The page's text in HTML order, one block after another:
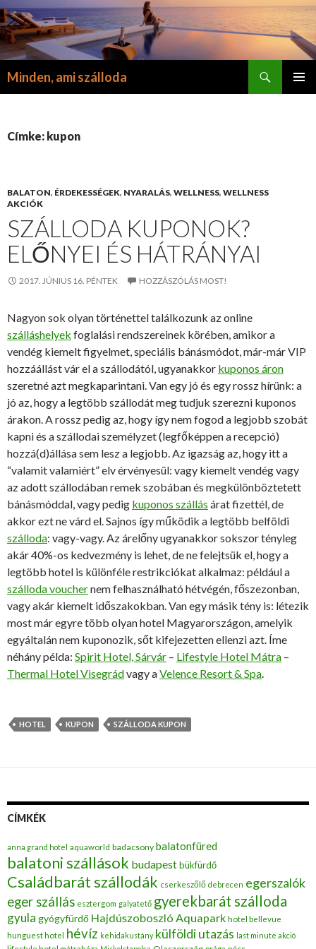
Minden, ami szálloda
Címke: kupon
BALATON, ÉRDEKESSÉGEK, NYARALÁS, WELLNESS, WELLNESS
AKCIÓK
SZÁLLODA KUPONOK?
ELŐNYEI ÉS HÁTRÁNYAI
2017. JÚNIUS 16. PÉNTEK HOZZÁSZÓLÁS MOST!
Nagyon sok olyan történettel találkozunk az online
szálláshelyek foglalási rendszereinek körében, amikor a
vendég kiemelt figyelmet, speciális bánásmódot, már-már VIP
hozzáállást vár el a szállodától, ugyanakkor kuponos áron
szeretné azt megkaparintani. Van egy jó és egy rossz hírünk: a
jó az, hogy a legtöbb szállodát meg tudjuk szerezni kuponos
árakon. A rossz pedig az, hogy így nem fogod a legjobb szobát
kapni és a szállodai személyzet (legfőképpen a recepció)
hozzá(d)állása sem lesz a legjobb. Az igazság az, hogy itt a
“valamit valamiért” elv érvényesül: vagy kiemelt vendég vagy
az adott szállodában remek szobában és megkülönböztetett
bánásmóddal, vagy pedig kuponos szállás árat fizettél, de
akkor ezt ne várd el. Sajnos így működik a legtöbb belföldi
szálloda: vagy-vagy. Az árelőny ugyanakkor sokszor tényleg
akár 40%-os kedvezmény is lehet, de ne felejtsük el, hogy a
legtöbb hotel is különféle restrikciókat alkalmaz: például a
szálloda vouchernem felhasználható hétvégén, főszezonban,
vagy akár kiemelt időszakokban. Van egy másik tény is: létezik
most már egyre több olyan hotel Magyarországon, amelyik
egyáltalán nem kuponozik, sőt kifejezetten ellenzi azt. Íme
néhány példa: Spirit Hotel, Sárvár – Lifestyle Hotel Mátra –
Thermal Hotel Visegrádvagy aVelence Resort & Spa.
HOTEL KUPON SZÁLLODA KUPON
CÍMKÉK
anna grand hotel aquaworld badacsony balatonfüred
balatoni szállások budapestbükfürdő
Családbarát szállodák cserkeszőlő debrecen egerszalók
eger szállás esztergom galyatető gyerekbarát szálloda
gyula gyógyfürdő Hajdúszoboszló Aquapark hotel bellevue
hunguest hotel
hévíz kehidakustány külföldi utazás last minute akció